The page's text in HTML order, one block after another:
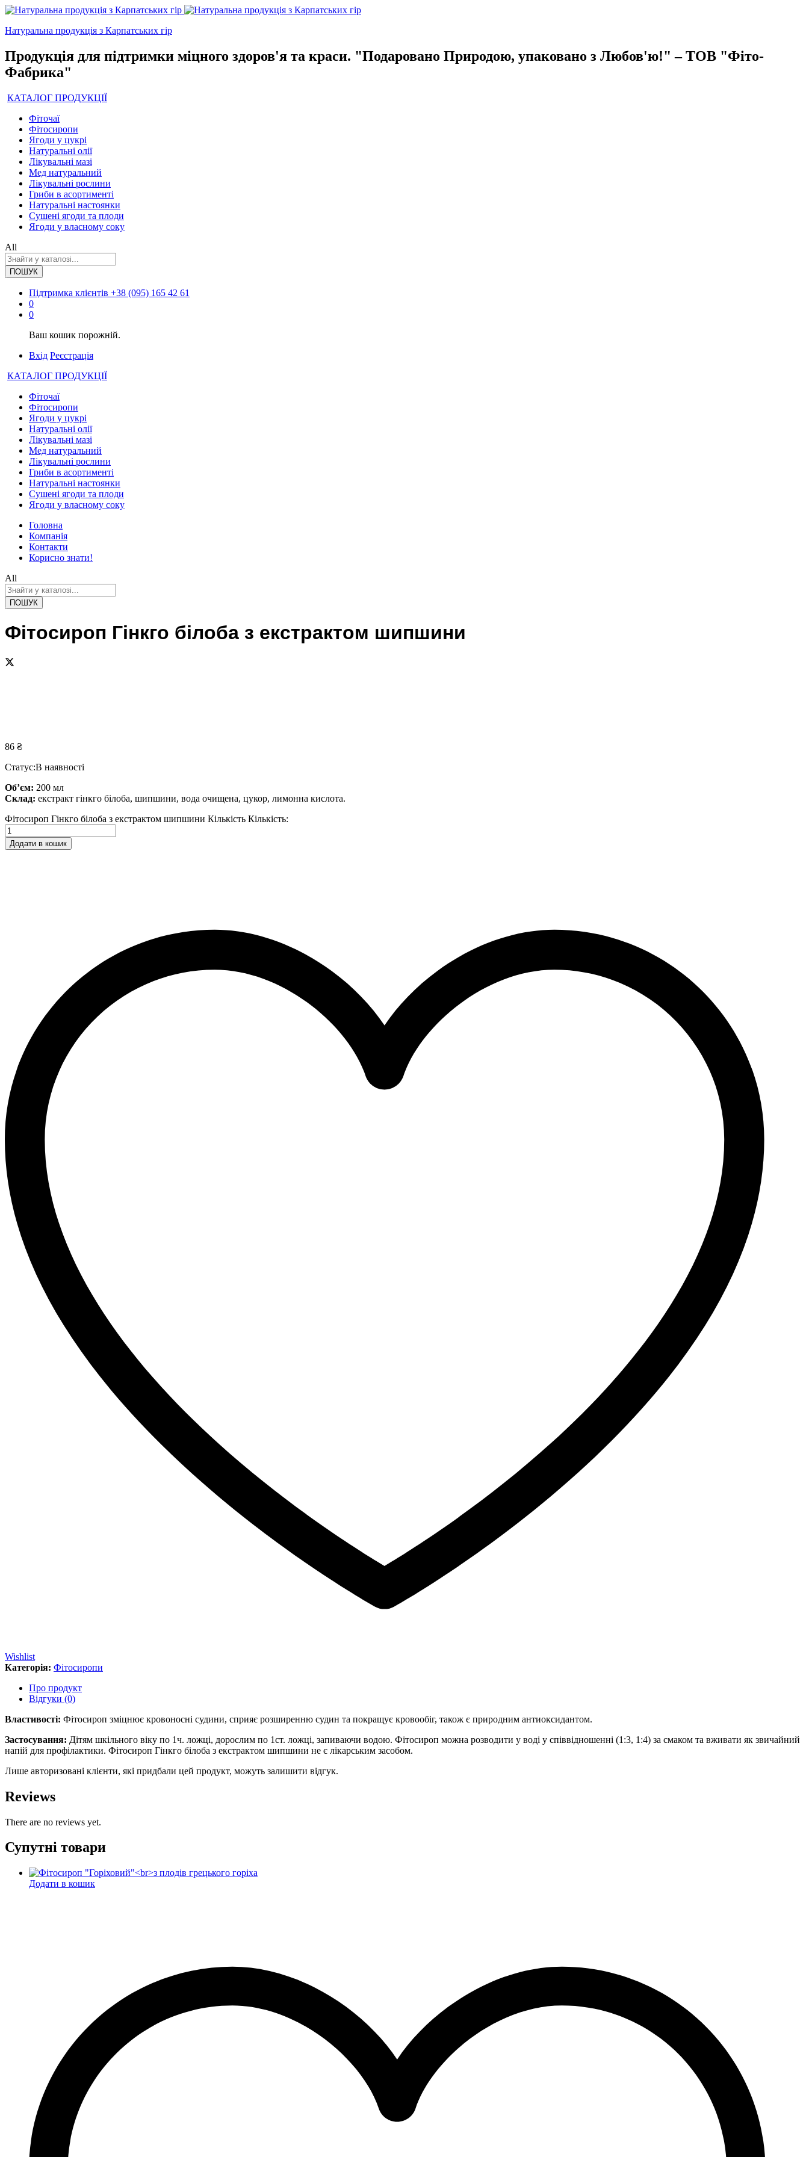
Натуральна продукція з Карпатських гір
Продукція для підтримки міцного здоров'я та краси. "Подаровано Природою, упаковано з Любов'ю!" – ТОВ "Фіто-
Фабрика"
КАТАЛОГ ПРОДУКЦІЇ
Фіточаї
Фітосиропи
Ягоди у цукрі
Натуральні олії
Лікувальні мазі
Мед натуральний
Лікувальні рослини
Гриби в асортименті
Натуральні настоянки
Сушені ягоди та плоди
Ягоди у власному соку
All
ПОШУК
Підтримка клієнтів +38 (095) 165 42 61
0
0
Ваш кошик порожній.
Вхід Реєстрація
КАТАЛОГ ПРОДУКЦІЇ
Фіточаї
Фітосиропи
Ягоди у цукрі
Натуральні олії
Лікувальні мазі
Мед натуральний
Лікувальні рослини
Гриби в асортименті
Натуральні настоянки
Сушені ягоди та плоди
Ягоди у власному соку
Головна
Компанія
Контакти
Корисно знати!
All
ПОШУК
Фітосироп Гінкго білоба з екстрактом шипшини
86 ₴
Статус:В наявності
Об’єм: 200 мл
Склад: екстракт гінкго білоба, шипшини, вода очищена, цукор, лимонна кислота.
Фітосироп Гінкго білоба з екстрактом шипшини Кількість Кількість:
Додати в кошик
Wishlist
Категорія: Фітосиропи
Про продукт
Відгуки (0)
Властивості: Фітосироп зміцнює кровоносні судини, сприяє розширенню судин та покращує кровообіг, також є природним антиоксидантом.
Застосування: Дітям шкільного віку по 1ч. ложці, дорослим по 1ст. ложці, запиваючи водою. Фітосироп можна розводити у воді у співвідношенні (1:3, 1:4) за смаком та вживати як звичайний
напій для профілактики. Фітосироп Гінкго білоба з екстрактом шипшини не є лікарським засобом.
Лише авторизовані клієнти, які придбали цей продукт, можуть залишити відгук.
Reviews
There are no reviews yet.
Супутні товари
Додати в кошик